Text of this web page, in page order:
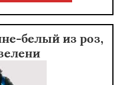
белый из роз,